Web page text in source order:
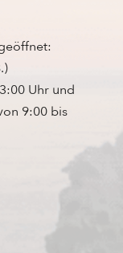
Uhr und
9:00 bis